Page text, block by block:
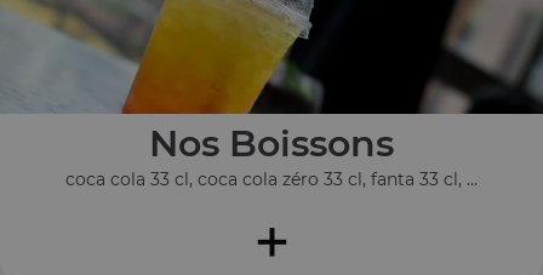
Nos Boissons
coca cola 33 cl, coca cola zéro 33 cl, fanta 33 cl, ...
+